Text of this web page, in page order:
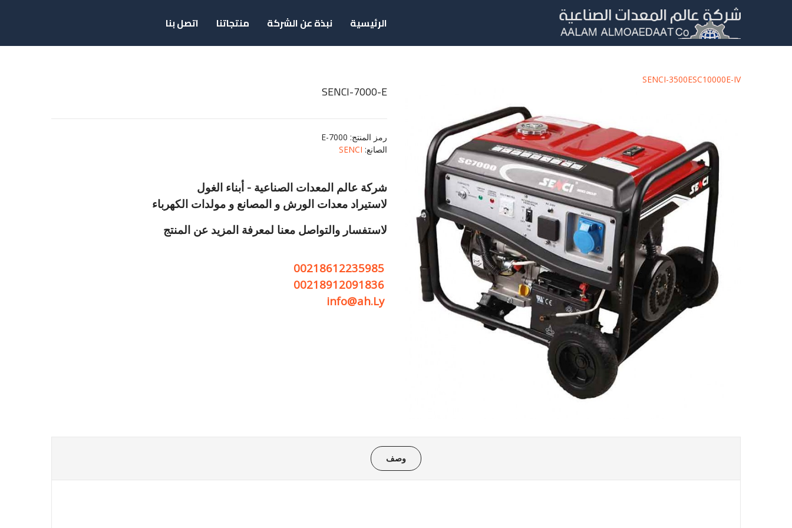
الرئيسية نبذة عن الشركة منتجاتنا اتصل بنا
SENCI-3500ESC10000E-IV
SENCI-7000-E
رمز المنتج: 7000-E
الصانع:
SENCI
شركة عالم المعدات الصناعية - أبناء الغول
لاستيراد معدات الورش و المصانع و مولدات الكهرباء
لاستفسار والتواصل معنا لمعرفة المزيد عن المنتج
00218612235985
00218912091836
info@ah.Ly
وصف